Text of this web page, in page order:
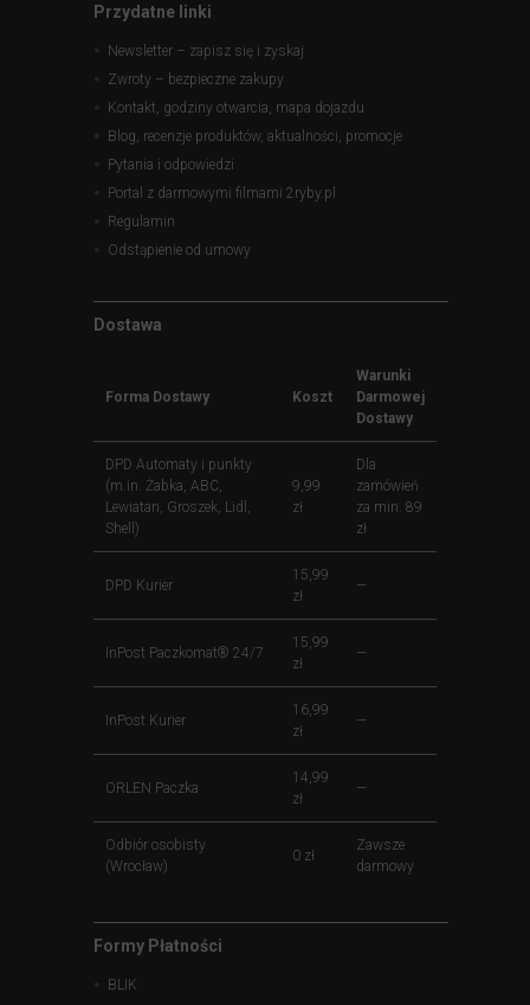
Przydatne linki
Newsletter – zapisz się i zyskaj
Zwroty – bezpieczne zakupy
Kontakt, godziny otwarcia, mapa dojazdu
Blog, recenzje produktów, aktualności, promocje
Pytania i odpowiedzi
Portal z darmowymi filmami 2ryby.pl
Regulamin
Odstąpienie od umowy
Dostawa
Forma Dostawy Koszt
Warunki
Darmowej
Dostawy
DPD Automaty i punkty
(m.in. Żabka, ABC,
Lewiatan, Groszek, Lidl,
Shell)
9,99
zł
Dla
zamówień
za min. 89
zł
DPD Kurier
15,99
zł
—
InPost Paczkomat® 24/7
15,99
zł
—
InPost Kurier
16,99
zł
—
ORLEN Paczka
14,99
zł
—
Odbiór osobisty
(Wrocław)
0 zł
Zawsze
darmowy
Formy Płatności
BLIK